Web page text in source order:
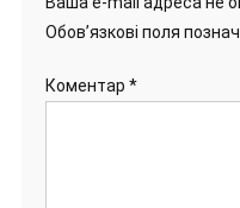
Обов’язкові поля
Коментар *